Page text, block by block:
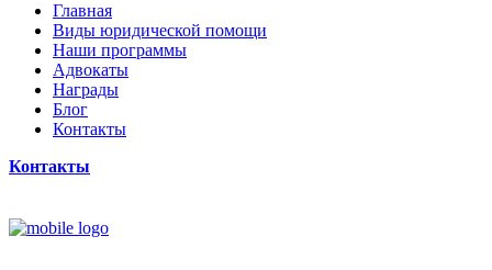
Главная
Виды юридической помощи
Наши программы
Адвокаты
Награды
Блог
Контакты
Контакты